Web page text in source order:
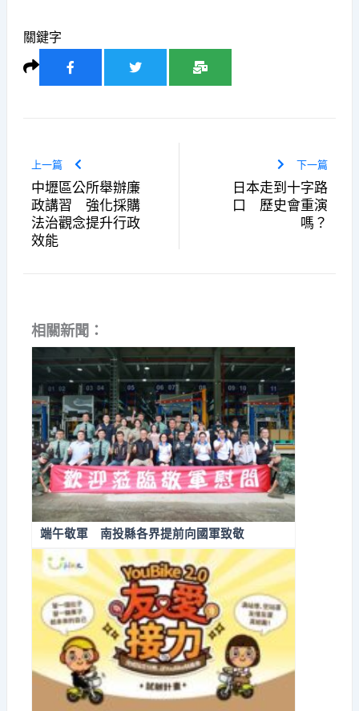
關鍵字
上一篇
中壢區公所舉辦廉
政講習 強化採購
法治觀念提升行政
效能
下一篇
日本走到十字路
口 歷史會重演
嗎？
相關新聞：
端午敬軍 南投縣各界提前向國軍致敬